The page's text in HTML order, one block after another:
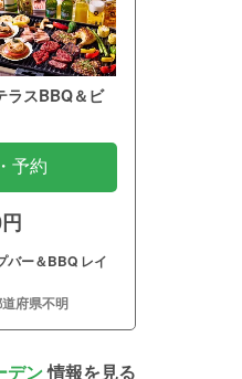
ラスBBQ＆ビ
予約
バー＆BBQ レイ
府県不明
デン情報を見る